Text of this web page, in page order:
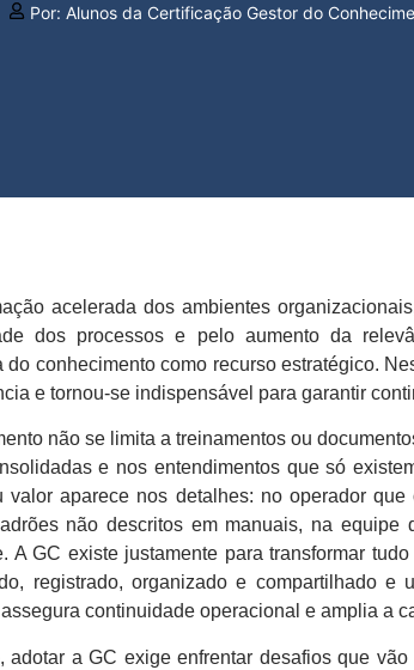
Por: Alunos da Certificação Gestor do
acelerada dos ambientes
dos processos e pelo aumento da
do conhecimento como recurso estratégico.
e tornou-se indispensável para garantir
não se limita a treinamentos ou
e nos entendimentos que só
valor aparece nos detalhes: no operador
não descritos em manuais, na
A GC existe justamente para transformar
registrado, organizado e compartilhado e
continuidade operacional e amplia a
adotar a GC exige enfrentar desafios que